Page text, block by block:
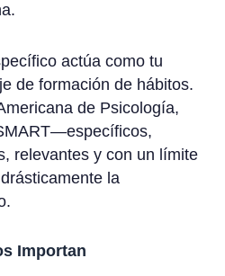
actúa como tu
de formación de hábitos.
de Psicología,
relevantes y con un límite
la
Importan